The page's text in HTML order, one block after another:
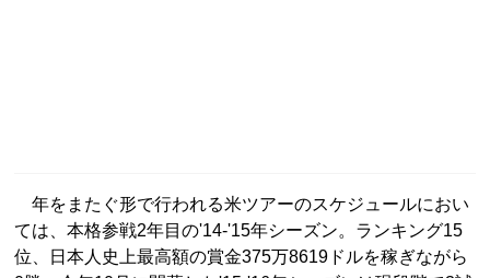
年をまたぐ形で行われる米ツアーのスケジュールにおい
ては、本格参戦2年目の'14-'15年シーズン。ランキング15
位、日本人史上最高額の賞金375万8619ドルを稼ぎながら